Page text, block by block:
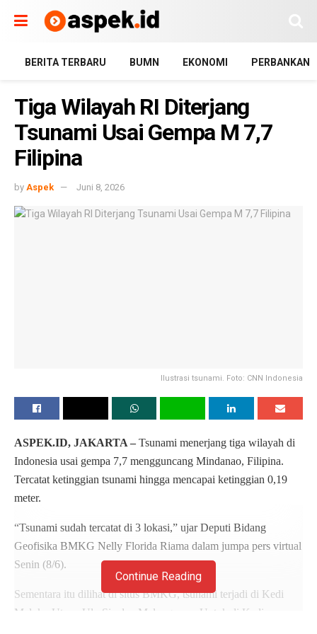
BERITA TERBARU BUMN EKONOMI PERBANKAN
Tiga Wilayah RI Diterjang
Tsunami Usai Gempa M 7,7
Filipina
by Aspek Juni 8, 2026
Ilustrasi tsunami. Foto: CNN Indonesia
ASPEK.ID, JAKARTA – Tsunami menerjang tiga wilayah di
Indonesia usai gempa 7,7 mengguncang Mindanao, Filipina.
Tercatat ketinggian tsunami hingga mencapai ketinggian 0,19
meter.
“Tsunami sudah tercatat di 3 lokasi,” ujar Deputi Bidang
Geofisika BMKG Nelly Florida Riama dalam jumpa pers virtual
Senin (8/6).
Sementara itu dilihat di situs BMKG, tsunami terjadi di Kedi
Maluku Utara, Ulu Sia dan Melonguane. Untuk di Kedi
Continue Reading